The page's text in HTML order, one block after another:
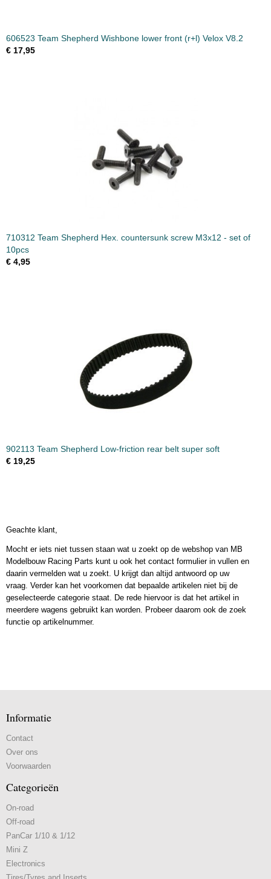
606523 Team Shepherd Wishbone lower front (r+l) Velox V8.2
€ 17,95
710312 Team Shepherd Hex. countersunk screw M3x12 - set of
10pcs
€ 4,95
902113 Team Shepherd Low-friction rear belt super soft
€ 19,25
Geachte klant,
Mocht er iets niet tussen staan wat u zoekt op de webshop van MB
Modelbouw Racing Parts kunt u ook het contact formulier in vullen en
daarin vermelden wat u zoekt. U krijgt dan altijd antwoord op uw
vraag. Verder kan het voorkomen dat bepaalde artikelen niet bij de
geselecteerde categorie staat. De rede hiervoor is dat het artikel in
meerdere wagens gebruikt kan worden. Probeer daarom ook de zoek
functie op artikelnummer.
Informatie
Contact
Over ons
Voorwaarden
Categorieën
On-road
Off-road
PanCar 1/10 & 1/12
Mini Z
Electronics